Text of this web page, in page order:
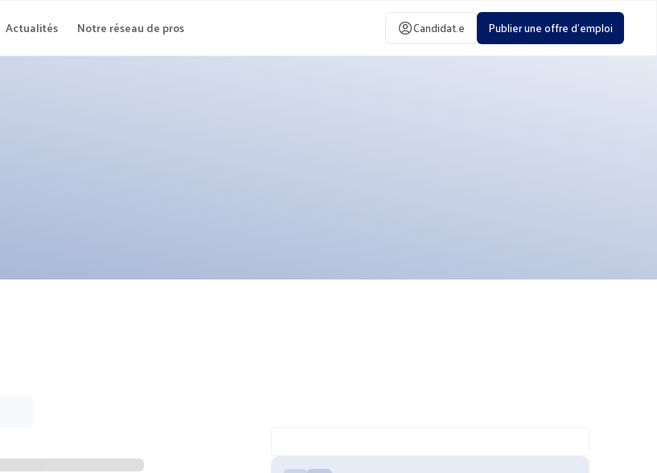
Actualités Notre réseau de pros Candidat.e Publier une offre d'emploi